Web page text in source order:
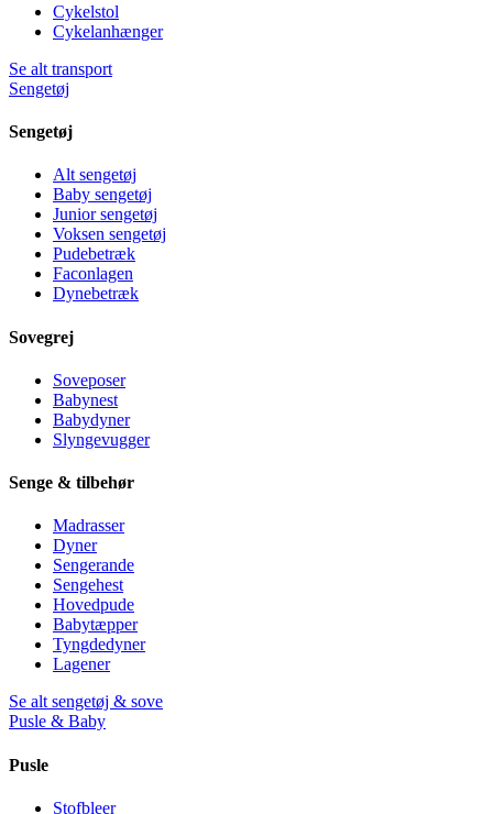
Cykelstol
Cykelanhænger
Se alt transport
Sengetøj
Sengetøj
Alt sengetøj
Baby sengetøj
Junior sengetøj
Voksen sengetøj
Pudebetræk
Faconlagen
Dynebetræk
Sovegrej
Soveposer
Babynest
Babydyner
Slyngevugger
Senge & tilbehør
Madrasser
Dyner
Sengerande
Sengehest
Hovedpude
Babytæpper
Tyngdedyner
Lagener
Se alt sengetøj & sove
Pusle & Baby
Pusle
Stofbleer